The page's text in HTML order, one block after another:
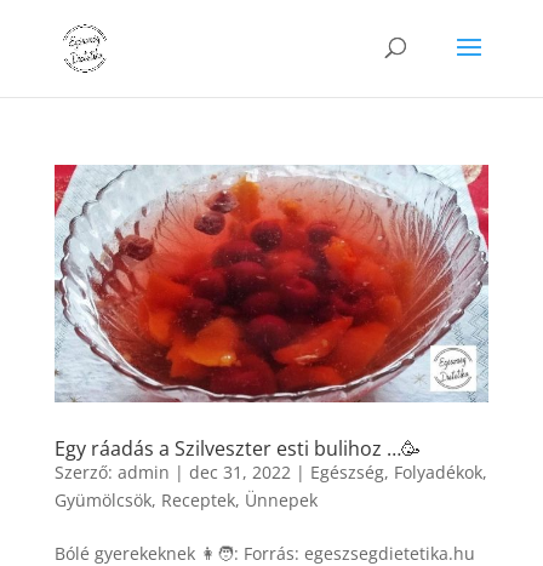
Egy ráadás a Szilveszter esti bulihoz …🥳
Szerző: admin | dec 31, 2022| Egészség, Folyadékok,
Gyümölcsök, Receptek, Ünnepek
Bólé gyerekeknek 👩🧑: Forrás: egeszsegdietetika.hu